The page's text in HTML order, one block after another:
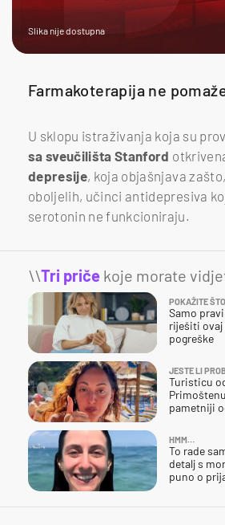
Slika nije dostupna
Farmakoterapija ne
U sklopu istraživanja koja su
sa sveučilišta Stanford
depresije, koja objašnjava
oboljelih, učinci antidepresiva
serotonin ne funkcioniraju.
\\Tri priče koje morate
POKAŽITE
Samo
riješiti ovaj
pogreške
JESTE LI
Turisticu
pametniji
HMM…
To rade
detalj s
puno o